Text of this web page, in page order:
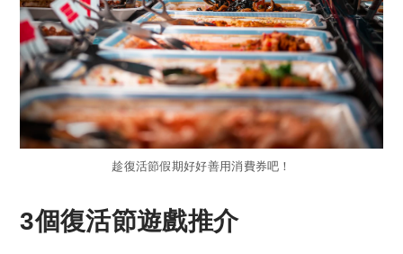
趁復活節假期好好善用消費券吧！
3個復活節遊戲推介